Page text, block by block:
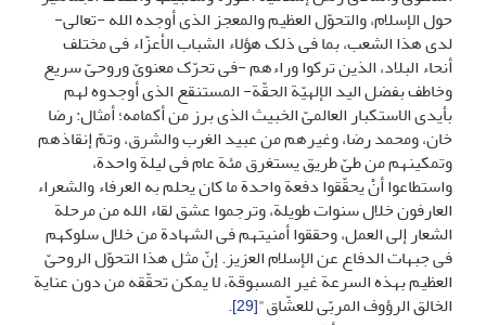
حول الإسلام، والتحوّل العظیم والمعجز الذی أوجده الله -تعالى-
لدى هذا الشعب، بما فی ذلک هؤلاء الشباب الأعزّاء فی مختلف
أنحاء البلاد، الذین ترکوا وراءهم -فی تحرّک معنویّ وروحیّ سریع
وخاطف بفضل الید الإلهیّة الحقّة- المستنقع الذی أوجدوه لهم
بأیدی الاستکبار العالمیّ الخبیث الذی برز من أکمامه؛ أمثال: رضا
خان، ومحمد رضا، وغیرهم من عبید الغرب والشرق، وتمّ إنقاذهم
وتمکینهم من طیّ طریق یستغرق مئة عام فی لیلة واحدة،
واستطاعوا أنْ یحقّقوا دفعة واحدة ما کان یحلم به العرفاء والشعراء
العارفون خلال سنوات طویلة، وترجموا عشق لقاء الله من مرحلة
الشعار إلى العمل، وحققوا أمنیتهم فی الشهادة من خلال سلوکهم
فی جبهات الدفاع عن الإسلام العزیز. إنّ مثل هذا التحوّل الروحیّ
العظیم بهذه السرعة غیر المسبوقة، لا یمکن تحقّقه من دون عنایة
الخالق الرؤوف المربّی للعشّاق"[29]
.